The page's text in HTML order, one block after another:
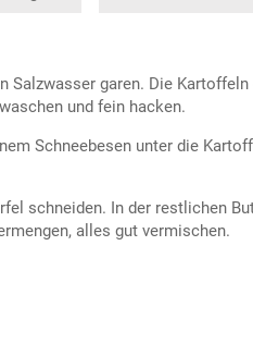
Salzwasser garen. Die Kartoffeln
und fein hacken.
Schneebesen unter die
schneiden. In der restlichen
alles gut vermischen.